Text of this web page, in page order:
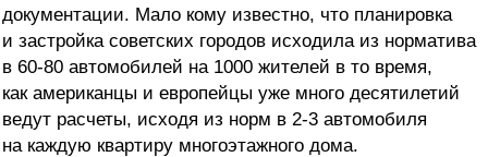
документации. Мало кому известно, что планировка
и застройка советских городов исходила из норматива
в 60-80 автомобилей на 1000 жителей в то время,
как американцы и европейцы уже много десятилетий
ведут расчеты, исходя из норм в 2-3 автомобиля
на каждую квартиру многоэтажного дома.